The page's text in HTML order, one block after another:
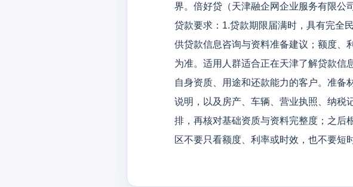
界。倍好贷（天津融企网企业服务有限公
贷款要求：1.贷款期限届满时，具有完全
供贷款信息咨询与资料准备建议；额度、
为准。适用人群适合正在天津了解贷款信
自身资质、用途和还款能力的客户。准备
说明，以及房产、车辆、营业执照、纳税
排，再核对基础资质与资料完整度；之后
区不要只看额度、利率或时效，也不要短